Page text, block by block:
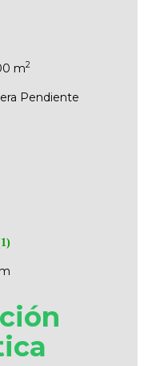
m2
Pendiente